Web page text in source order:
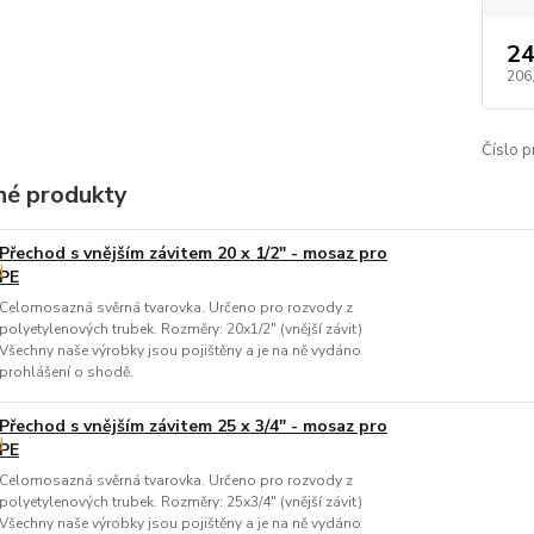
Číslo
produkty
s vnějším závitem 20 x 1/2" - mosaz pro
svěrná tvarovka. Určeno pro rozvody z
trubek. Rozměry: 20x1/2" (vnější závit)
naše výrobky jsou pojištěny a je na ně vydáno
o shodě.
s vnějším závitem 25 x 3/4" - mosaz pro
svěrná tvarovka. Určeno pro rozvody z
trubek. Rozměry: 25x3/4" (vnější závit)
naše výrobky jsou pojištěny a je na ně vydáno